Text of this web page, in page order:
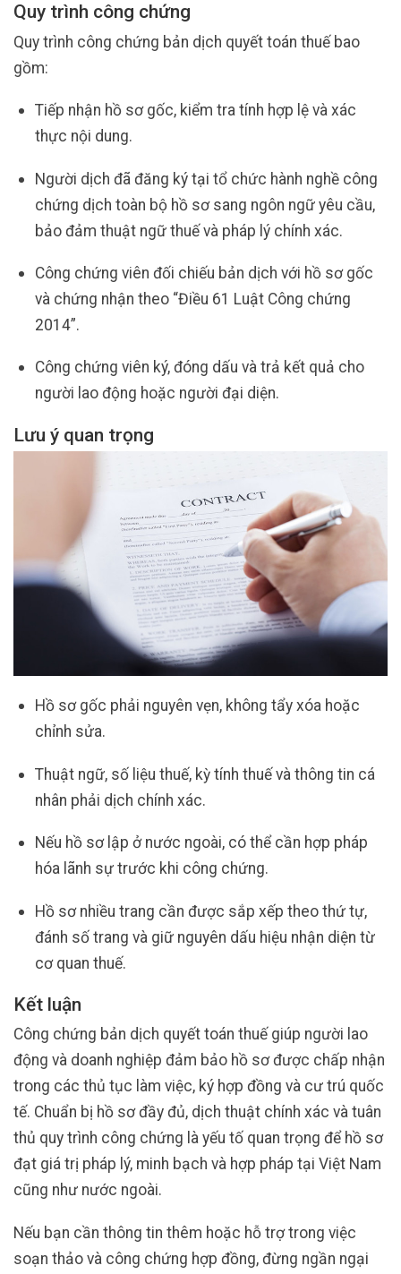
Quy trình công chứng
Quy trình công chứng bản dịch quyết toán thuế bao
gồm:
Tiếp nhận hồ sơ gốc, kiểm tra tính hợp lệ và xác
thực nội dung.
Người dịch đã đăng ký tại tổ chức hành nghề công
chứng dịch toàn bộ hồ sơ sang ngôn ngữ yêu cầu,
bảo đảm thuật ngữ thuế và pháp lý chính xác.
Công chứng viên đối chiếu bản dịch với hồ sơ gốc
và chứng nhận theo “Điều 61 Luật Công chứng
2014”.
Công chứng viên ký, đóng dấu và trả kết quả cho
người lao động hoặc người đại diện.
Lưu ý quan trọng
Hồ sơ gốc phải nguyên vẹn, không tẩy xóa hoặc
chỉnh sửa.
Thuật ngữ, số liệu thuế, kỳ tính thuế và thông tin cá
nhân phải dịch chính xác.
Nếu hồ sơ lập ở nước ngoài, có thể cần hợp pháp
hóa lãnh sự trước khi công chứng.
Hồ sơ nhiều trang cần được sắp xếp theo thứ tự,
đánh số trang và giữ nguyên dấu hiệu nhận diện từ
cơ quan thuế.
Kết luận
Công chứng bản dịch quyết toán thuế giúp người lao
động và doanh nghiệp đảm bảo hồ sơ được chấp nhận
trong các thủ tục làm việc, ký hợp đồng và cư trú quốc
tế. Chuẩn bị hồ sơ đầy đủ, dịch thuật chính xác và tuân
thủ quy trình công chứng là yếu tố quan trọng để hồ sơ
đạt giá trị pháp lý, minh bạch và hợp pháp tại Việt Nam
cũng như nước ngoài.
Nếu bạn cần thông tin thêm hoặc hỗ trợ trong việc
soạn thảo và công chứng hợp đồng, đừng ngần ngại